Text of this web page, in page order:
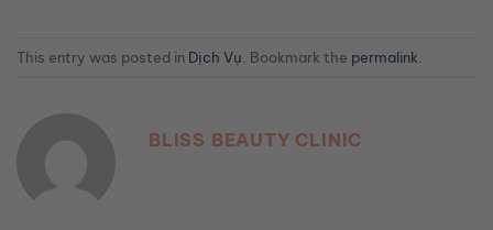
This entry was posted in Dịch Vụ . Bookmark the permalink
BLISS BEAUTY CLINIC